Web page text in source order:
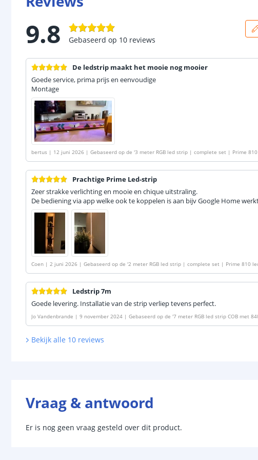
9.8 Gebaseerd op 10 reviews
De ledstrip maakt het mooie nog mooier
Goede service, prima prijs en eenvoudige
Montage
bertus | 12 juni 2026 | Gebaseerd op de '3 meter RGB led strip | complete set | Prime
Prachtige Prime Led-strip
Zeer strakke verlichting en mooie en chique uitstraling.
De bediening via app welke ook te koppelen is aan bijv Google Home
Coen | 2 juni 2026 | Gebaseerd op de '2 meter RGB led strip | complete set | Prime 810
Ledstrip 7m
Goede levering. Installatie van de strip verliep tevens perfect.
Jo Vandenbrande | 9 november 2024 | Gebaseerd op de '7 meter RGB led strip COB met
Bekijk alle 10 reviews
Vraag & antwoord
Er is nog geen vraag gesteld over dit product.